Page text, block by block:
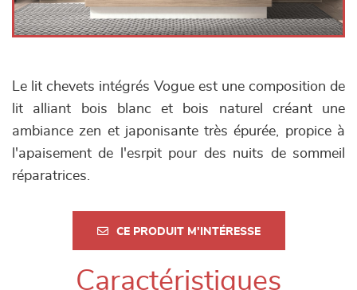
Le lit chevets intégrés Vogue est une composition de
lit alliant bois blanc et bois naturel créant une
ambiance zen et japonisante très épurée, propice à
l'apaisement de l'esrpit pour des nuits de sommeil
réparatrices.
CE PRODUIT M'INTÉRESSE
Caractéristiques